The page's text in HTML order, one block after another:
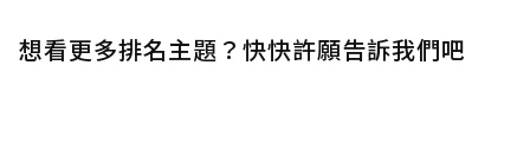
想看更多排名主題？快快許願告訴我們吧